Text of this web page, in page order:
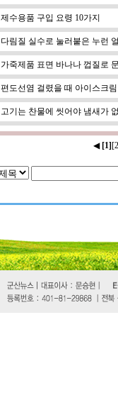
제수용품 구입 요령 10가지
다림질 실수로 눌러붙은 누런
가죽제품 표면 바나나 껍질로
편도선염 걸렸을 때 아이스크
고기는 찬물에 씻어야 냄새가
◀ [1]